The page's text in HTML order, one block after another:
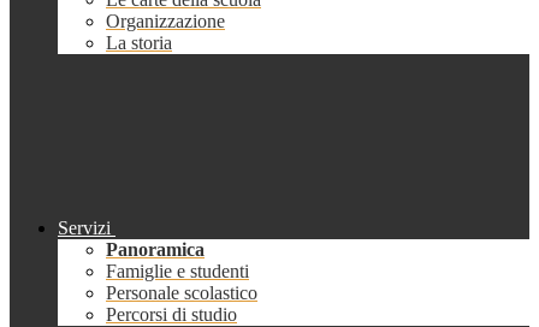
Organizzazione
La storia
Servizi
Panoramica
Famiglie e studenti
Personale scolastico
Percorsi di studio